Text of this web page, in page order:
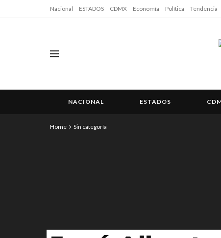
Nacional ESTADOS CDMX Economía Política Tendencia
NACIONAL ESTADOS
Home Sin categoría